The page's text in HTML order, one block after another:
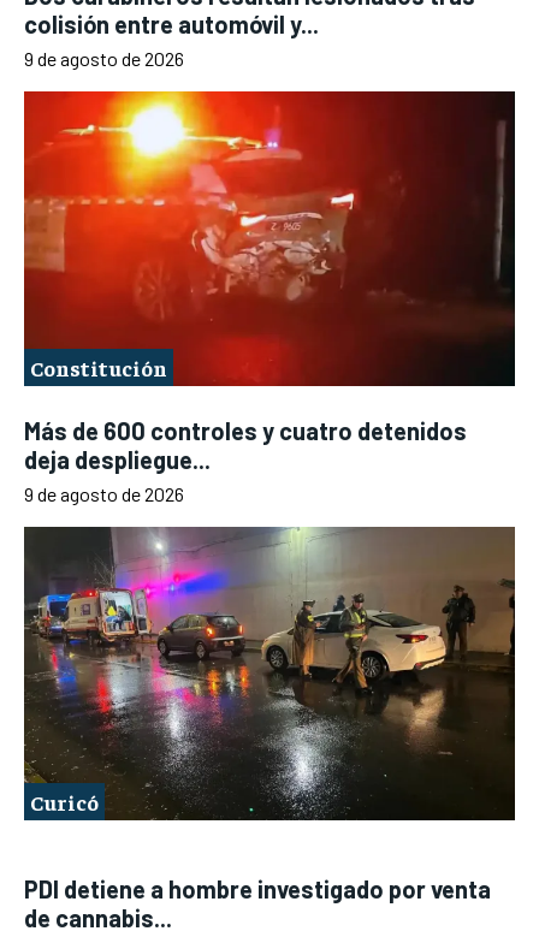
colisión entre automóvil y...
9 de agosto de 2026
Constitución
Más de 600 controles y cuatro detenidos
deja despliegue...
9 de agosto de 2026
Curicó
PDI detiene a hombre investigado por venta
de cannabis...